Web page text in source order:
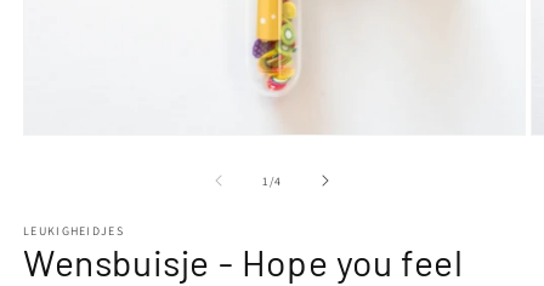
1 /van
4
LEUKIGHEIDJES
Wensbuisje - Hope you feel